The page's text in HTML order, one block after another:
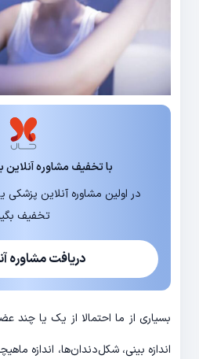
با تخفیف مشاوره آنلاین
تخفیف
دریافت مشاوره
بسیاری از ما احتمالا از یک یا چند
اندازه بینی، شکل‌دندان‌ها، اندازه